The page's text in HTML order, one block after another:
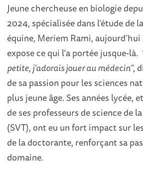
Jeune chercheuse en biologie
2024, spécialisée dans l’étude de
équine, Meriem Rami, aujourd’hui
expose ce qui l’a portée jusque-là.
petite, j’adorais jouer au médecin”,
de sa passion pour les sciences
plus jeune âge. Ses années lycée,
de ses professeurs de science de
(SVT), ont eu un fort impact sur
de la doctorante, renforçant sa
domaine.